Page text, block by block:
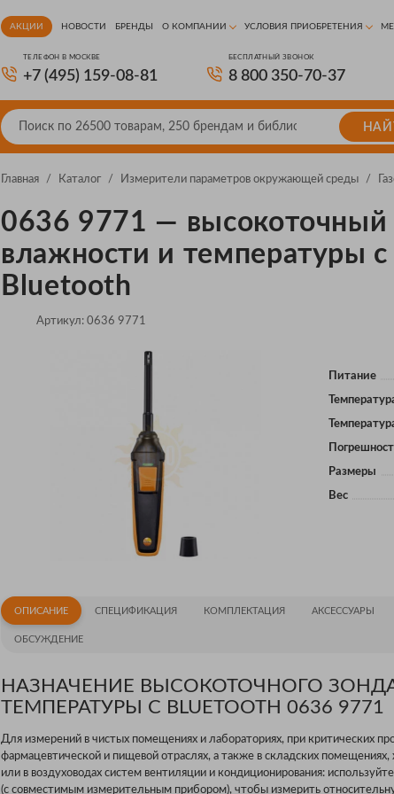
АКЦИИ НОВОСТИ БРЕНДЫ О КОМПАНИИ УСЛОВИЯ ПРИОБРЕТЕНИЯ
ТЕЛЕФОН В МОСКВЕ
+7 (495) 159-08-81
БЕСПЛАТНЫЙ ЗВОНОК
8 800 350-70-37
Главная / Каталог / Измерители параметров окружающей среды /
0636 9771 — высокоточный
влажности и температуры с
Bluetooth
Артикул: 0636 9771
Питание
Размеры
Вес
ОПИСАНИЕ СПЕЦИФИКАЦИЯ КОМПЛЕКТАЦИЯ АКСЕССУАРЫ
ОБСУЖДЕНИЕ
НАЗНАЧЕНИЕ ВЫСОКОТОЧНОГО
ТЕМПЕРАТУРЫ С BLUETOOTH 0636 9771
Для измерений в чистых помещениях и лабораториях, при критических
фармацевтической и пищевой отраслях, а также в складских
или в воздуховодах систем вентиляции и кондиционирования:
(с совместимым измерительным прибором), чтобы измерить